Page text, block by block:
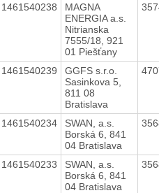
1461540238
MAGNA
ENERGIA a.s.
Nitrianska
7555/18, 921
01 Piešťany
1461540239
GGFS s.r.o.
Sasinkova 5,
811 08
Bratislava
1461540234
SWAN, a.s.
Borská 6, 841
04 Bratislava
1461540233
SWAN, a.s.
Borská 6, 841
04 Bratislava